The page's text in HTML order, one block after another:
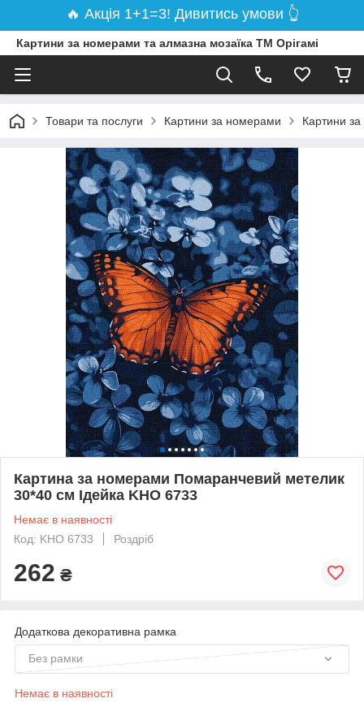
🔥 Акція 1+1=3! Дивитись умови 👆
Картини за номерами та алмазна мозаїка ТМ Орігамі
Товари та послуги Картини за номерами Картини
Картина за номерами Помаранчевий метелик
30*40 см Ідейка KHO 6733
Немає в наявності
Код: KHO 6733
Роздріб
262 ₴
Додаткова декоративна рамка
Без рамки
Немає в наявності